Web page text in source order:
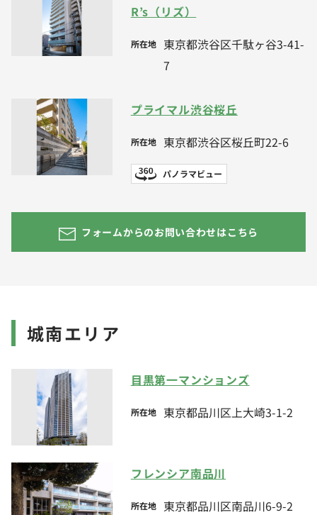
R’s（リズ）
所在地
東京都渋谷区千駄ヶ谷3-41-
7
プライマル渋谷桜丘
所在地 東京都渋谷区桜丘町22-6
パノラマビュー
フォームからのお問い合わせはこちら
城南エリア
目黒第一マンションズ
所在地 東京都品川区上大崎3-1-2
フレンシア南品川
所在地 東京都品川区南品川6-9-2